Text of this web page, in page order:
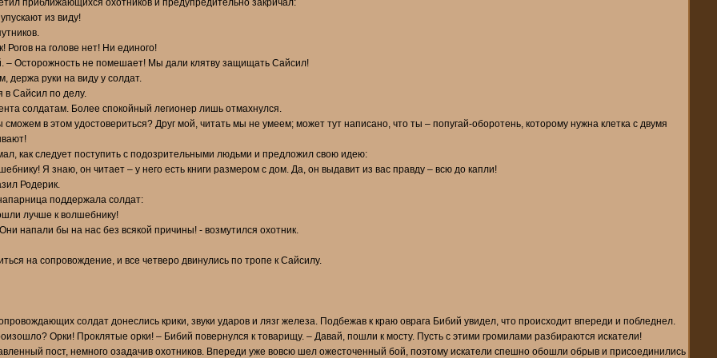
приближающихся охотников и предупредительно закричал:
из виду!
Рогов на голове нет! Ни единого!
– Осторожность не помешает! Мы дали клятву защищать Сайсил!
держа руки на виду у солдат.
в Сайсил по делу.
солдатам. Более спокойный легионер лишь отмахнулся.
в этом удостовериться? Друг мой, читать мы не умеем; может тут написано, что ты – попугай-оборотень, которому нужна клетка с двумя
как следует поступить с подозрительными людьми и предложил свою идею:
Я знаю, он читает – у него есть книги размером с дом. Да, он выдавит из вас правду – всю до капли!
Родерик.
поддержала солдат:
лучше к волшебнику!
напали бы на нас без всякой причины! - возмутился охотник.
на сопровождение, и все четверо двинулись по тропе к Сайсилу.
солдат донеслись крики, звуки ударов и лязг железа. Подбежав к краю оврага Бибий увидел, что происходит впереди и побледнел.
Орки! Проклятые орки! – Бибий повернулся к товарищу. – Давай, пошли к мосту. Пусть с этими громилами разбираются искатели!
пост, немного озадачив охотников. Впереди уже вовсю шел ожесточенный бой, поэтому искатели спешно обошли обрыв и присоединились